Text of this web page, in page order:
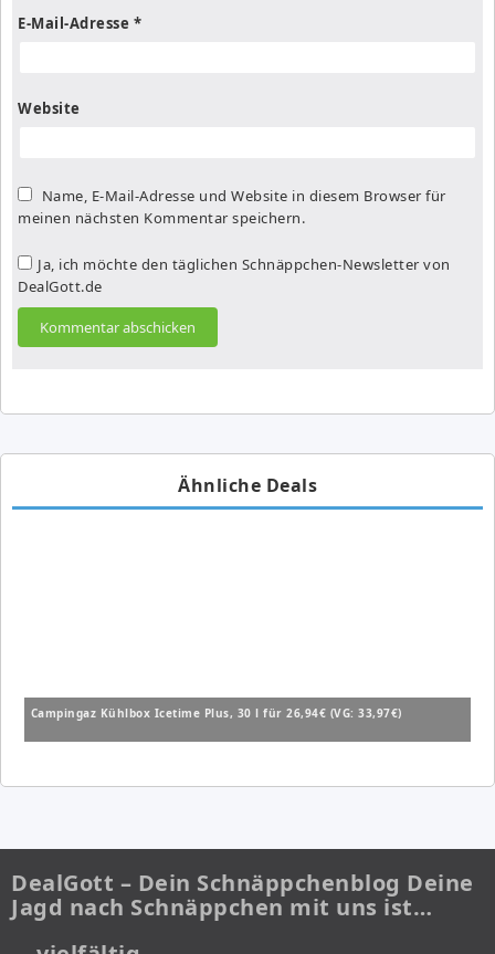
E-Mail-Adresse *
Website
Name, E-Mail-Adresse und Website in diesem Browser für
meinen nächsten Kommentar speichern.
Ja, ich möchte den täglichen Schnäppchen-Newsletter von
DealGott.de
Ähnliche Deals
Campingaz Kühlbox Icetime Plus, 30 l für 26,94€ (VG: 33,97€)
DealGott – Dein Schnäppchenblog Deine
Jagd nach Schnäppchen mit uns ist…